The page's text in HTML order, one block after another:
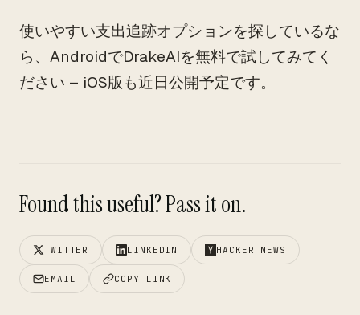
使いやすい支出追跡オプションを探しているな
ら、AndroidでDrakeAIを無料で試してみてく
ださい – iOS版も近日公開予定です。
Found this useful? Pass it on.
TWITTER LINKEDIN HACKER NEWS
EMAIL COPY LINK